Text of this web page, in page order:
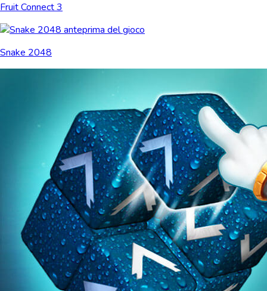
Fruit Connect 3
Snake 2048